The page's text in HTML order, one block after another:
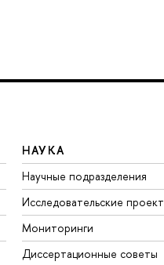
НАУКА
Научные подразделения
Исследовательские
Мониторинги
Диссертационные советы